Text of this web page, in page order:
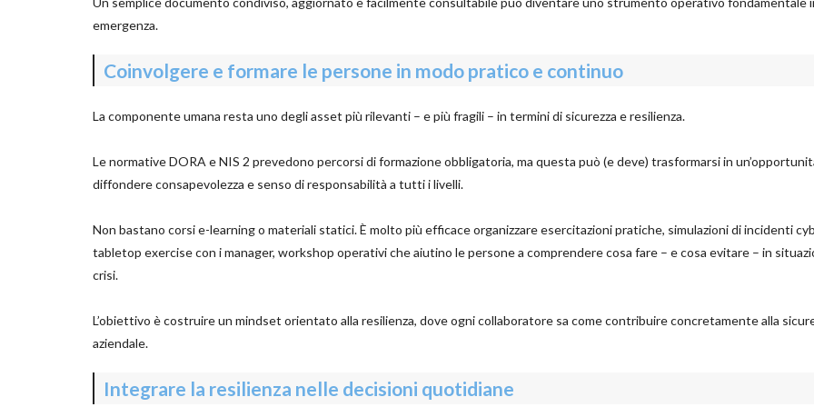
emergenza.
Coinvolgere e formare le persone in modo pratico e continuo
La componente umana resta uno degli asset più rilevanti – e più fragili – in termini di sicurezza e resilienza.
Le normative DORA e NIS 2 prevedono percorsi di formazione obbligatoria, ma questa può (e deve) trasformarsi in
diffondere consapevolezza e senso di responsabilità a tutti i livelli.
Non bastano corsi e-learning o materiali statici. È molto più efficace organizzare esercitazioni pratiche, simulazioni di incidenti
tabletop exercise con i manager, workshop operativi che aiutino le persone a comprendere cosa fare – e cosa evitare – in
crisi.
L’obiettivo è costruire un mindset orientato alla resilienza, dove ogni collaboratore sa come contribuire concretamente alla
aziendale.
Integrare la resilienza nelle decisioni quotidiane